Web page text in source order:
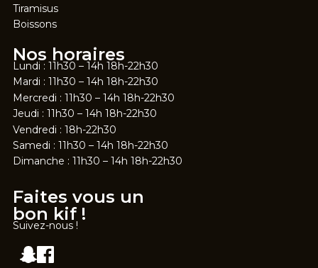
Tiramisus
Boissons
Nos horaires
Lundi : 11h30 – 14h 18h-22h30
Mardi : 11h30 – 14h 18h-22h30
Mercredi : 11h30 – 14h 18h-22h30
Jeudi : 11h30 – 14h 18h-22h30
Vendredi : 18h-22h30
Samedi : 11h30 – 14h 18h-22h30
Dimanche : 11h30 – 14h 18h-22h30
Faites vous un
bon kif !
Suivez-nous !